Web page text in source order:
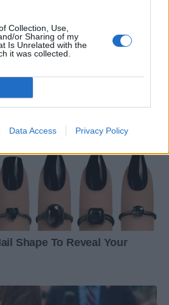
Collection, Use,
or Sharing of my
Is Unrelated with the
it was collected.
Data Access Privacy Policy